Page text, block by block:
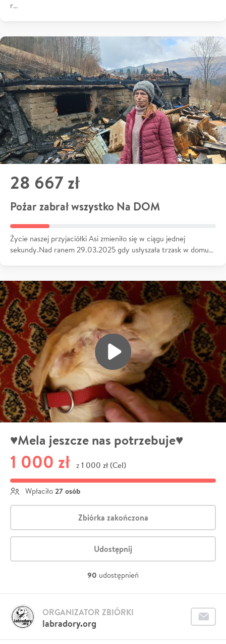
r…
28 667 zł
Pożar zabrał wszystko Na DOM
Życie naszej przyjaciółki Asi zmieniło się w ciągu jednej
sekundy.Nad ranem 29.03.2025 gdy usłyszała trzask w domu…
♥Mela jeszcze nas potrzebuje♥
1 000 zł z 1 000 zł (Cel)
Wpłaciło 27 osób
Zbiórka zakończona
Udostępnij
90 udostępnień
labradory.org
ORGANIZATOR ZBIÓRKI